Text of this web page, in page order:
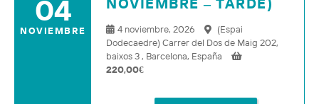
04
NOVIEMBRE 4 noviembre, 2026
(Espai
Dodecaedre) Carrer del Dos de Maig 202,
baixos 3 , Barcelona, España
220,00€